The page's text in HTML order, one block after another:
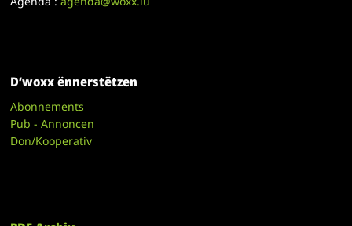
D’woxx ënnerstëtzen
Abonnements
Pub - Annoncen
Don/Kooperativ